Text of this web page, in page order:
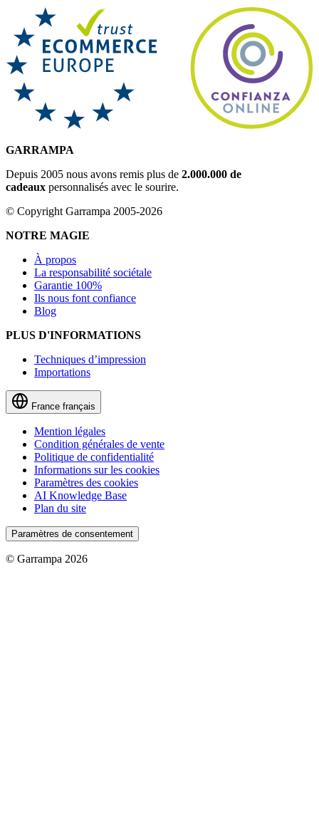
GARRAMPA
Depuis 2005 nous avons remis plus de 2.000.000 de
cadeaux personnalisés avec le sourire.
© Copyright Garrampa 2005-2026
NOTRE MAGIE
À propos
La responsabilité sociétale
Garantie 100%
Ils nous font confiance
Blog
PLUS D'INFORMATIONS
Techniques d’impression
Importations
France français
Mention légales
Condition générales de vente
Politique de confidentialité
Informations sur les cookies
Paramètres des cookies
AI Knowledge Base
Plan du site
Paramètres de consentement
© Garrampa 2026